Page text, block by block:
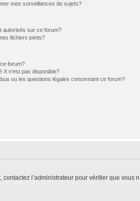
mes surveillances de sujets?
autorisés sur ce forum?
fichiers joints?
forum?
X n’est pas disponible?
ou les questions légales concernant ce forum?
l’administrateur pour vérifier que vous